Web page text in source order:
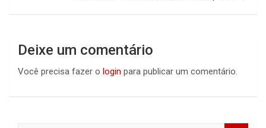
Deixe um comentário
Você precisa fazer o login para publicar um comentário.